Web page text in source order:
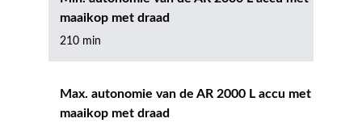
maaikop met draad
210 min
Max. autonomie van de AR 2000 L accu met
maaikop met draad